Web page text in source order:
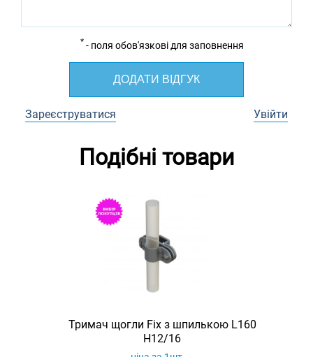
* - поля обов'язкові для заповнення
ДОДАТИ ВІДГУК
Зареєструватися Увійти
Подібні товари
Тримач щогли Fix з шпилькою L160
H12/16